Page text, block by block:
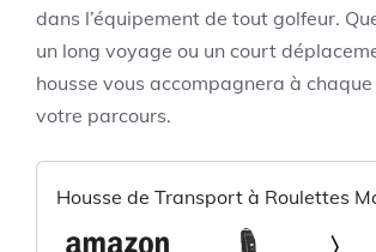
dans l’équipement de tout golfeur.
un long voyage ou un court
housse vous accompagnera à
votre parcours.
Housse de Transport à Roulettes